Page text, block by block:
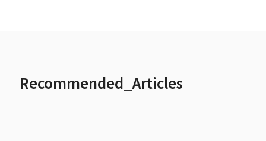
Recommended_Articles